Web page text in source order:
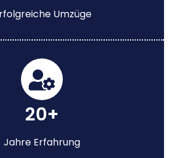
Umzüge
20+
Jahre Erfahrung